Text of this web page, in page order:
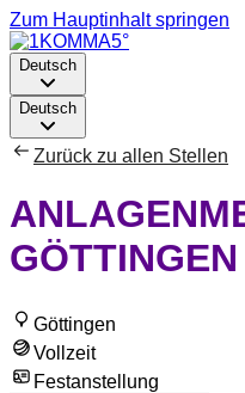
Zum Hauptinhalt springen
Deutsch
Deutsch
Zurück zu allen Stellen
GÖTTINGEN
Göttingen
Vollzeit
Festanstellung